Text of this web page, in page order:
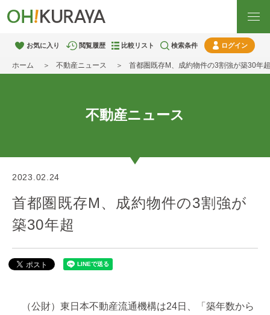
お気に入り 閲覧履歴 比較リスト 検索条件 ログイン
ホーム 不動産ニュース 首都圏既存M、成約物件の3割強が築30年超
不動産ニュース
2023.02.24
首都圏既存M、成約物件の3割強が
築30年超
（公財）東日本不動産流通機構は24日、「築年数から